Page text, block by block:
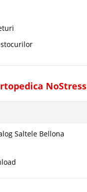
NoStress
Saltele Bellona